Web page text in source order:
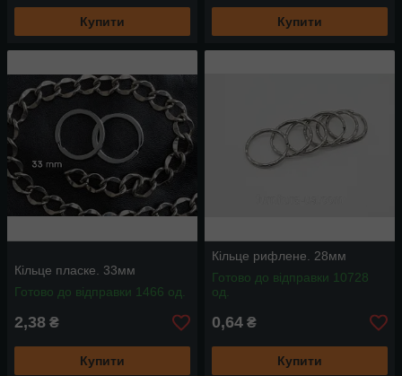
Купити Купити
Кільце пласке. 33мм
Готово до відправки 1466 од.
2,38 ₴
Купити
Кільце рифлене. 28мм
Готово до відправки 10728
од.
0,64 ₴
Купити